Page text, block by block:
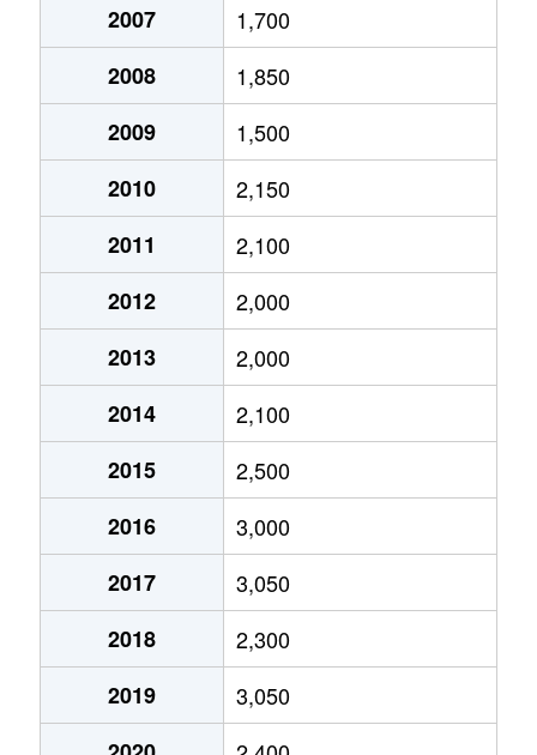
上小町
2,000万円 大宮(埼玉)
徒歩
吉敷町
6,500万円 大宮(埼玉)
徒歩
吉敷町
5,300万円 大宮(埼玉)
徒歩9
吉敷町
4,600万円 大宮(埼玉)
徒歩
吉敷町
750万円 大宮(埼玉)
徒歩
吉敷町
1,500万円 大宮(埼玉)
徒歩
吉敷町
4,800万円 大宮(埼玉)
徒歩
吉敷町
1,300万円 大宮(埼玉)
徒歩
吉敷町
2,100万円 さいたま新都心
徒歩
吉敷町
6,100万円 さいたま新都心
徒歩
北袋町
3,200万円 さいたま新都心
徒歩8
北袋町
2,500万円 さいたま新都心
徒歩8
北袋町
3,600万円 さいたま新都心 徒歩
2007
1,700
2008
1,850
2009
1,500
2010
2,150
2011
2,100
2012
2,000
2013
2,000
2014
2,100
2015
2,500
2016
3,000
2017
3,050
2018
2,300
2019
3,050